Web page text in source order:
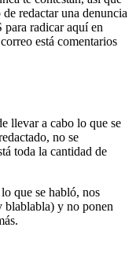
redactar una denuncia
radicar aquí en
está comentarios
llevar a cabo lo que se
no se
toda la cantidad de
que se habló, nos
blablabla) y no ponen